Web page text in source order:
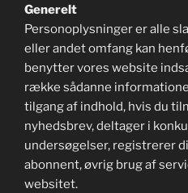
Generelt
Personoplysninger er alle
eller andet omfang kan
benytter vores website
række sådanne
tilgang af indhold, hvis du
nyhedsbrev, deltager i
undersøgelser, registrerer
abonnent, øvrig brug af
websitet.